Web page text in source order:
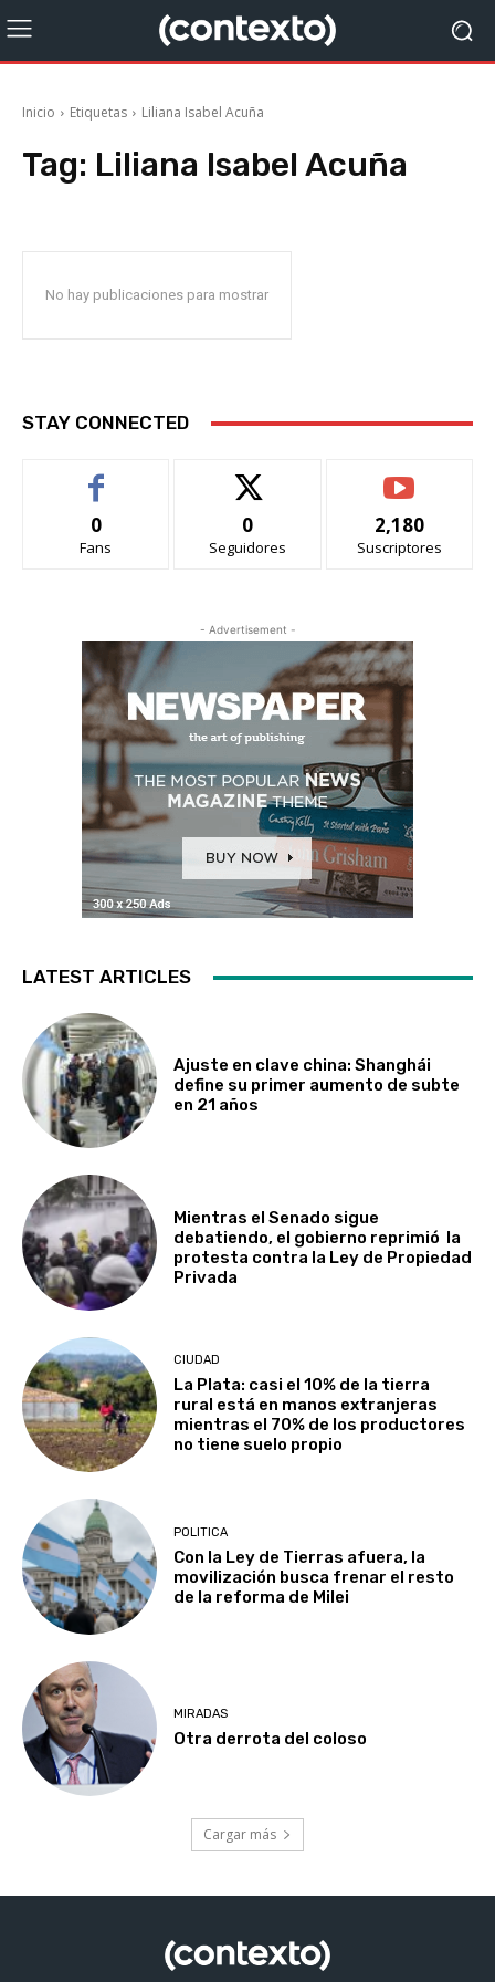
Inicio Etiquetas Liliana Isabel Acuña
Tag: Liliana Isabel Acuña
No hay publicaciones para mostrar
STAY CONNECTED
0
Fans
0
Seguidores
2,180
Suscriptores
- Advertisement -
LATEST ARTICLES
Ajuste en clave china: Shanghái
define su primer aumento de subte
en 21 años
Mientras el Senado sigue
debatiendo, el gobierno reprimió la
protesta contra la Ley de Propiedad
Privada
CIUDAD
La Plata: casi el 10% de la tierra
rural está en manos extranjeras
mientras el 70% de los productores
no tiene suelo propio
POLITICA
Con la Ley de Tierras afuera, la
movilización busca frenar el resto
de la reforma de Milei
MIRADAS
Otra derrota del coloso
Cargar más